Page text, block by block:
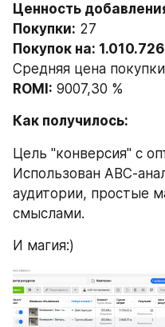
Ценность
Покупки: 27
Покупок на:
Средняя цена
ROMI: 9007,30 %
Как получилось:
Цель "конверсия" с
Использован АВС-
аудитории, простые
смыслами.
И магия:)